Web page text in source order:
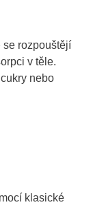
se rozpouštějí
v těle.
nebo
klasické